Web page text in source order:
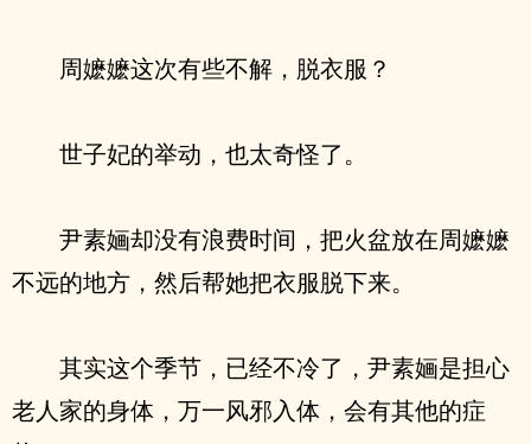
周嬷嬷这次有些不解，脱衣服？
世子妃的举动，也太奇怪了。
尹素婳却没有浪费时间，把火盆放在周嬷嬷
不远的地方，然后帮她把衣服脱下来。
其实这个季节，已经不冷了，尹素婳是担心
老人家的身体，万一风邪入体，会有其他的症